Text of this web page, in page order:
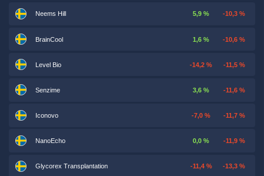
Neems Hill 5,9 % -10,3 %
BrainCool 1,6 % -10,6 %
Level Bio -14,2 % -11,5 %
Senzime 3,6 % -11,6 %
Iconovo -7,0 % -11,7 %
NanoEcho 0,0 % -11,9 %
Glycorex Transplantation -11,4 % -13,3 %